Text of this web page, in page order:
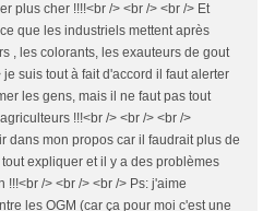
plus cher !!!!<br /> <br /> <br /> Et
que les industriels mettent après
, les colorants, les exauteurs de gout
je suis tout à fait d'accord il faut alerter
les gens, mais il ne faut pas tout
!!!<br /> <br /> <br />
dans mon propos car il faudrait plus de
expliquer et il y a des problèmes
!!!<br /> <br /> <br /> Ps: j'aime
les OGM (car ça pour moi c'est une